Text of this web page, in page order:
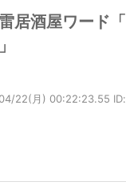
居酒屋ワード
22(月) 00:22:23.55